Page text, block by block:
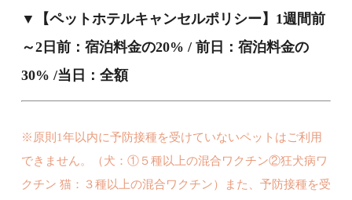
▼【ペットホテルキャンセルポリシー】1週間前
～2日前：宿泊料金の20% / 前日：宿泊料金の
30% /当日：全額
※原則1年以内に予防接種を受けていないペットはご利用
できません。（犬：①５種以上の混合ワクチン②狂犬病ワ
クチン 猫：３種以上の混合ワクチン）また、予防接種を受